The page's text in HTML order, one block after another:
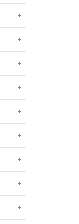
すり機
ト
ンジ
グ）
ク
）
）
)
対